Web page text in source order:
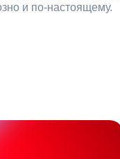
и по‑настоящему.